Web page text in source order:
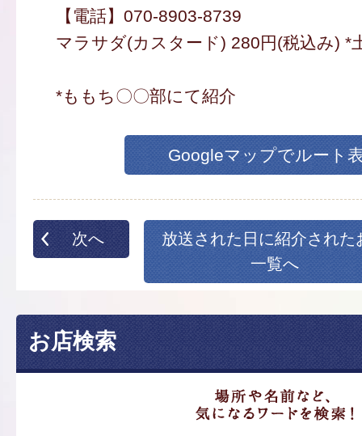
【電話】070-8903-8739
マラサダ(カスタード) 280円(税込み) *
*ももち〇〇部にて紹介
Googleマップでルート
次へ
放送された日に紹介された
一覧へ
お店検索